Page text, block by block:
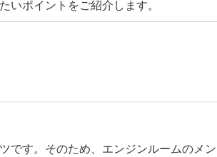
いポイントをご紹介します。
です。そのため、エンジンルームのメン